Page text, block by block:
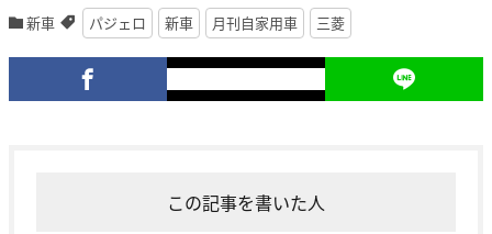
新車 パジェロ 新車 月刊自家用車 三菱
この記事を書いた人